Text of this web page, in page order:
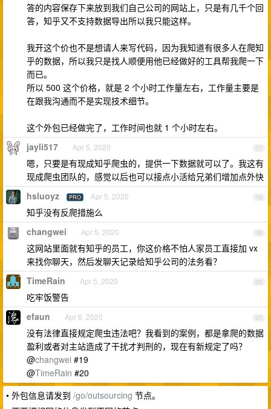
答的内容保存下来放到我们自己公司的网站上，只是有几千个回
答，知乎又不支持数据导出所以我只能这样。
我开这个价也不是想请人来写代码，因为我知道有很多人在爬知
乎的数据，所以我只是找人顺便用他已经做好的工具帮我爬一下
而已。
所以 500 这个价格，就是 2 个小时工作量左右，工作量主要是
在跟我沟通而不是实现技术细节。
这个外包已经做完了，工作时间也就 1 个小时左右。
17
jayli517 Apr 5, 2020
嗯，只要是有现成知乎爬虫的，提供一下数据就可以了。我这有
现成爬虫团队的，感觉以后也可以接点小活给兄弟们增加点外快
18
hsluoyz PRO Apr 5, 2020
知乎没有反爬措施么
19
changwei Apr 5, 2020
这网站里面就有知乎的员工，你这价格不怕人家员工直接加 vx
来找你聊天，然后发聊天记录给知乎公司的法务看？
20
TimeRain Apr 5, 2020
吃牢饭警告
21
efaun Apr 6, 2020
没有法律直接规定爬虫违法吧？我看到的案例，都是拿爬的数据
盈利或者对主站造成了干扰才判刑的，现在有新规定了吗？
@changwei #19
@TimeRain #20
• 外包信息请发到 /go/outsourcing 节点。